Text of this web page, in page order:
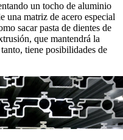
un tocho de aluminio
una matriz de acero especial
sacar pasta de dientes de
que mantendrá la
tiene posibilidades de